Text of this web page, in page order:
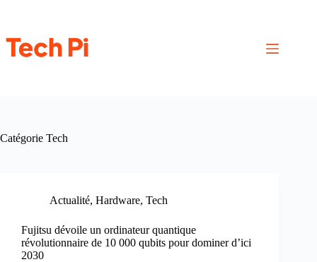
Catégorie Tech
Actualité, Hardware, Tech
Fujitsu dévoile un ordinateur quantique
révolutionnaire de 10 000 qubits pour dominer d’ici
2030